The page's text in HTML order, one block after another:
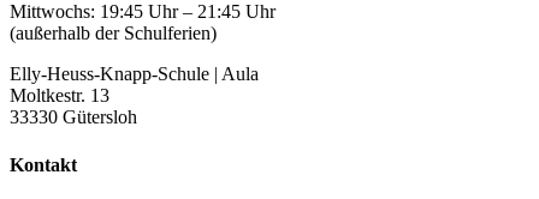
Mittwochs: 19:45 Uhr – 21:45 Uhr
(außerhalb der Schulferien)
Elly-Heuss-Knapp-Schule | Aula
Moltkestr. 13
33330 Gütersloh
Kontakt